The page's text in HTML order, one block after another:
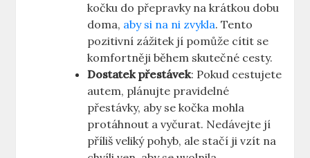
kočku do přepravky na krátkou dobu
doma, aby si na ni zvykla. Tento
pozitivní zážitek jí pomůže cítit se
komfortněji během skutečné cesty.
Dostatek přestávek: Pokud cestujete
autem, plánujte pravidelné
přestávky, aby se kočka mohla
protáhnout a vyčurat. Nedávejte jí
příliš veliký pohyb, ale stačí ji vzít na